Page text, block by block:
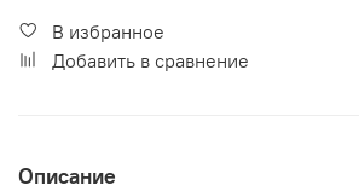
В избранное
Добавить в сравнение
Описание